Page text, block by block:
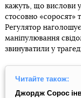
кажуть, що вислови
стосовно «соросят»
Регулятор
маніпулювання
звинуватили у
Читайте також:
Джордж Сорос